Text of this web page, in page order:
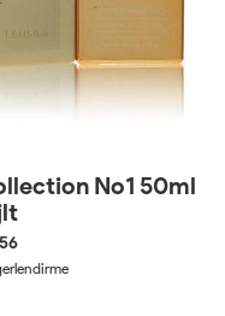
No1 50ml